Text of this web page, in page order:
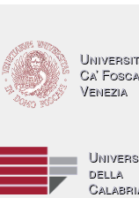
Ca’
Venezia
della